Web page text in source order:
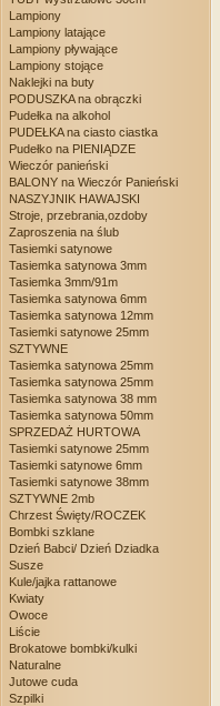
Lampiony
Lampiony latające
Lampiony pływające
Lampiony stojące
Naklejki na buty
PODUSZKA na obrączki
Pudełka na alkohol
PUDEŁKA na ciasto ciastka
Pudełko na PIENIĄDZE
Wieczór panieński
BALONY na Wieczór Panieński
NASZYJNIK HAWAJSKI
Stroje, przebrania,ozdoby
Zaproszenia na ślub
Tasiemki satynowe
Tasiemka satynowa 3mm
Tasiemka 3mm/91m
Tasiemka satynowa 6mm
Tasiemka satynowa 12mm
Tasiemki satynowe 25mm
SZTYWNE
Tasiemka satynowa 25mm
Tasiemka satynowa 25mm
Tasiemka satynowa 38 mm
Tasiemka satynowa 50mm
SPRZEDAŻ HURTOWA
Tasiemki satynowe 25mm
Tasiemki satynowe 6mm
Tasiemki satynowe 38mm
SZTYWNE 2mb
Chrzest Święty/ROCZEK
Bombki szklane
Dzień Babci/ Dzień Dziadka
Susze
Kule/jajka rattanowe
Kwiaty
Owoce
Liście
Brokatowe bombki/kulki
Naturalne
Jutowe cuda
Szpilki